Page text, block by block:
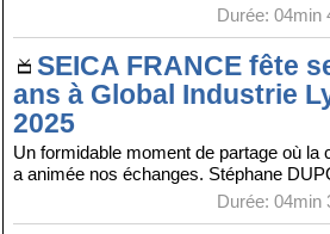
Durée: 04min
SEICA FRANCE fête
ans à Global Industrie
2025
Un formidable moment de partage où la
a animée nos échanges. Stéphane
Durée: 04min